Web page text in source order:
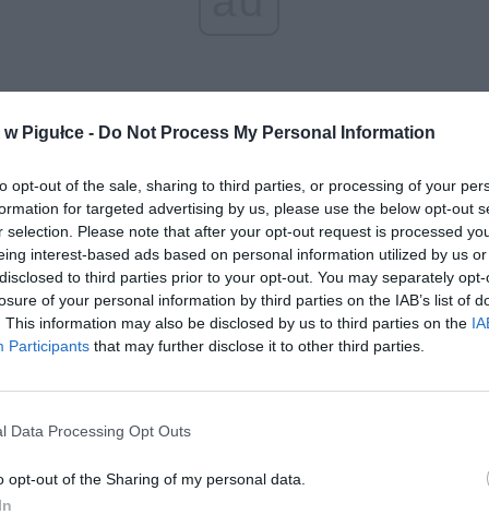
Pigułce - Do Not Process My Personal Information
opt-out of the sale, sharing to third parties, or processing of your
for targeted advertising by us, please use the below opt-out
selection. Please note that after your opt-out request is processed
interest-based ads based on personal information utilized by us
to third parties prior to your opt-out. You may separately
of your personal information by third parties on the IAB’s list of
This information may also be disclosed by us to third parties on the
Participants that may further disclose it to other third parties.
Data Processing Opt Outs
opt-out of the Sharing of my personal data.
RÓWNIEŻ:
3600 zł miesięcznie zamiast 800+. Nowa propozycja dla
dzieci do 3. roku życia
2026 19:29
podniesie próg 500 plus dla seniorów. Policzyliśmy, ile może
wypłata przy emeryturze od 2200 do 2700 zł
2026 19:14
członkowi swojej rodziny, ponieważ osoba ta wróciła z
domowej, 14 dniowej kwarantannie. Wszystko byłoby ok, gdyby nie